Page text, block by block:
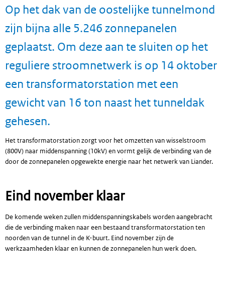
Op het dak van de oostelijke tunnelmond
zijn bijna alle 5.246 zonnepanelen
geplaatst. Om deze aan te sluiten op het
reguliere stroomnetwerk is op 14 oktober
een transformatorstation met een
gewicht van 16 ton naast het tunneldak
gehesen.
Het transformatorstation zorgt voor het omzetten van wisselstroom
(800V) naar middenspanning (10kV) en vormt gelijk de verbinding van de
door de zonnepanelen opgewekte energie naar het netwerk van Liander.
Eind november klaar
De komende weken zullen middenspanningskabels worden aangebracht
die de verbinding maken naar een bestaand transformatorstation ten
noorden van de tunnel in de K-buurt. Eind november zijn de
werkzaamheden klaar en kunnen de zonnepanelen hun werk doen.